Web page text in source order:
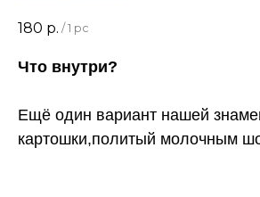
180 р. / 1 pc
Что внутри?
Ещё один вариант нашей
картошки,политый молочным